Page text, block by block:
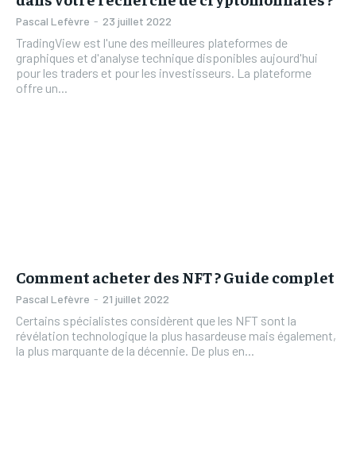
Pascal Lefèvre - 23 juillet 2022
TradingView est l'une des meilleures plateformes de
graphiques et d'analyse technique disponibles aujourd'hui
pour les traders et pour les investisseurs. La plateforme
offre un...
Comment acheter des NFT ? Guide complet
Pascal Lefèvre - 21 juillet 2022
Certains spécialistes considèrent que les NFT sont la
révélation technologique la plus hasardeuse mais également,
la plus marquante de la décennie. De plus en...